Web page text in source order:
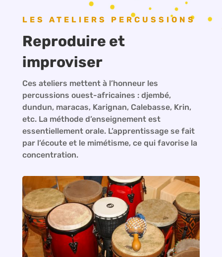
LES ATELIERS PERCUSSIONS
Reproduire et
improviser
Ces ateliers mettent à l’honneur les
percussions ouest-africaines : djembé,
dundun, maracas, Karignan, Calebasse, Krin,
etc. La méthode d’enseignement est
essentiellement orale. L’apprentissage se fait
par l’écoute et le mimétisme, ce qui favorise la
concentration.